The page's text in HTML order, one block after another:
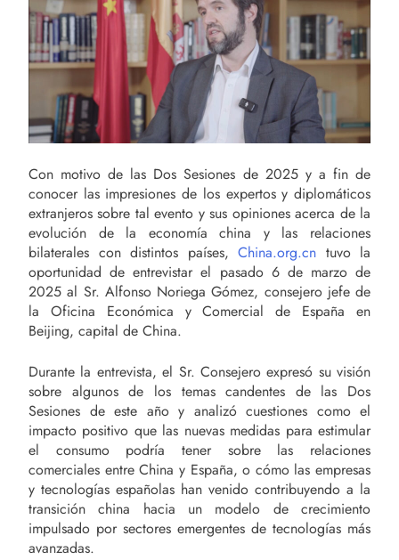
Con motivo de las Dos Sesiones de 2025 y a fin de
conocer las impresiones de los expertos y diplomáticos
extranjeros sobre tal evento y sus opiniones acerca de la
evolución de la economía china y las relaciones
bilaterales con distintos países, China.org.cn tuvo la
oportunidad de entrevistar el pasado 6 de marzo de
2025 al Sr. Alfonso Noriega Gómez, consejero jefe de
la Oficina Económica y Comercial de España en
Beijing, capital de China.
Durante la entrevista, el Sr. Consejero expresó su visión
sobre algunos de los temas candentes de las Dos
Sesiones de este año y analizó cuestiones como el
impacto positivo que las nuevas medidas para estimular
el consumo podría tener sobre las relaciones
comerciales entre China y España, o cómo las empresas
y tecnologías españolas han venido contribuyendo a la
transición china hacia un modelo de crecimiento
impulsado por sectores emergentes de tecnologías más
avanzadas.